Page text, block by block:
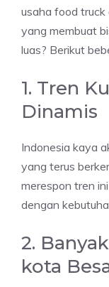
usaha food truck
yang membuat
luas? Berikut
1. Tren
Dinamis
Indonesia kaya
yang terus
merespon tren
dengan
2.
kota